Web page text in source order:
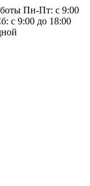
Пн-Пт: с 9:00
с 9:00 до 18:00